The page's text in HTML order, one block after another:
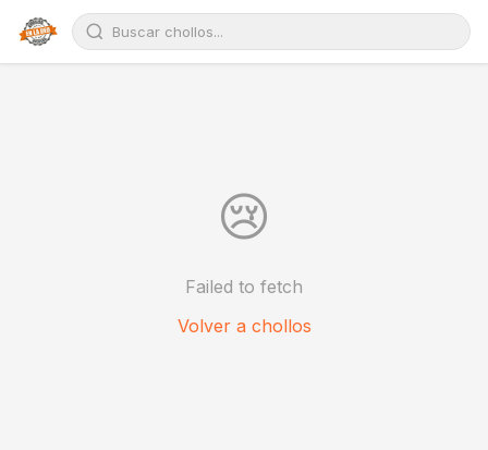
😢
Failed to fetch
Volver a chollos